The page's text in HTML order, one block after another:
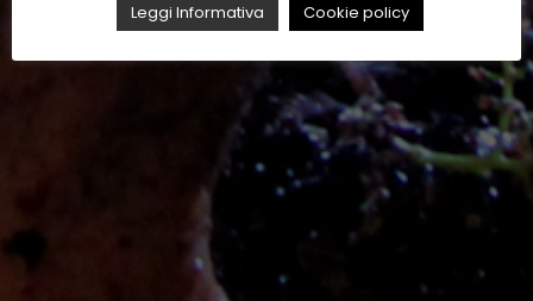
Leggi Informativa
Cookie policy